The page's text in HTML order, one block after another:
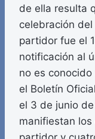
de ella resulta
celebración
partidor fue el
notificación al
no es
el Boletín
el 3 de junio
manifiestan